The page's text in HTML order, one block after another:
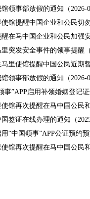
领事部放假的通知（2026-
馆提醒中国企业和公民切
在马中国企业和公民加强
里突发安全事件的领事提醒
里使馆提醒中国公民近期
领事部放假的通知（2026-
事”APP启用补领婚姻登记
馆再次提醒在马中国公民
国签证在线办理的通知（
“中国领事”APP公证预约
馆再次提醒在马中国公民